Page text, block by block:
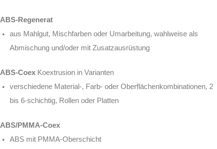
ABS-Regenerat
aus Mahlgut, Mischfarben oder Umarbeitung, wahlweise als
Abmischung und/oder mit Zusatzausrüstung
ABS-Coex Koextrusion in Varianten
verschiedene Material-, Farb- oder Oberflächenkombinationen, 2
bis 6-schichtig, Rollen oder Platten
ABS/PMMA-Coex
ABS mit PMMA-Oberschicht